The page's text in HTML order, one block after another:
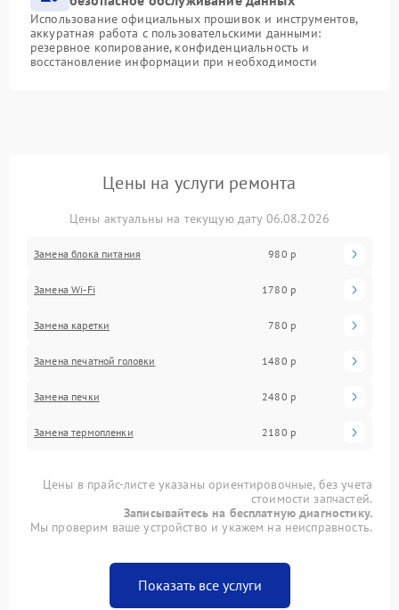
Использование официальных прошивок и инструментов,
аккуратная работа с пользовательскими данными:
резервное копирование, конфиденциальность и
восстановление информации при необходимости
Цены на услуги ремонта
Цены актуальны на текущую дату 06.08.2026
Замена блока питания 980 р
Замена Wi-Fi 1780 р
Замена каретки 780 р
Замена печатной головки 1480 р
Замена печки 2480 р
Замена термопленки 2180 р
Цены в прайс-листе указаны ориентировочные, без учета
стоимости запчастей.
Записывайтесь на бесплатную диагностику.
Мы проверим ваше устройство и укажем на неисправность.
Показать все услуги